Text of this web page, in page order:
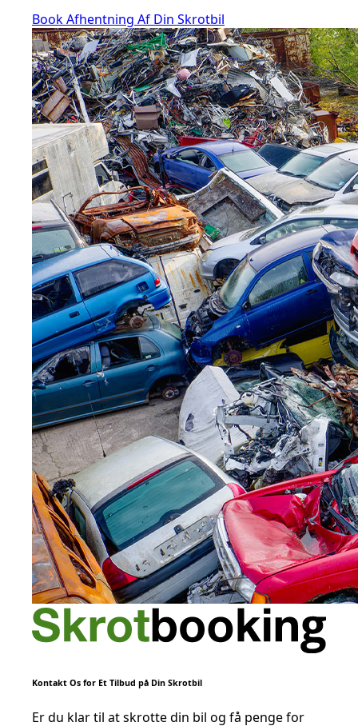
Book Afhentning Af Din Skrotbil
Kontakt Os for Et Tilbud på Din Skrotbil
Er du klar til at skrotte din bil og få penge for